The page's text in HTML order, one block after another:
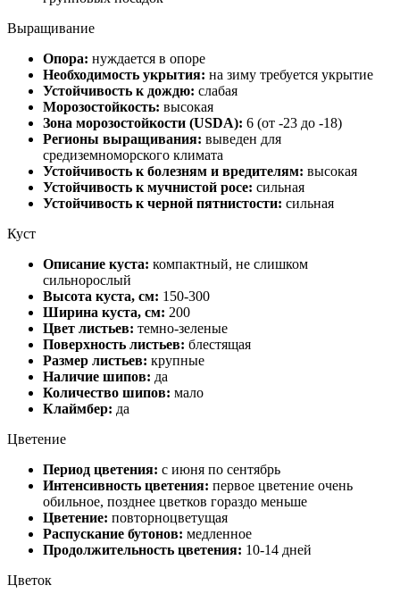
Выращивание
Опора: нуждается в опоре
Необходимость укрытия: на зиму требуется укрытие
Устойчивость к дождю: слабая
Морозостойкость: высокая
Зона морозостойкости (USDA): 6 (от -23 до -18)
Регионы выращивания: выведен для
средиземноморского климата
Устойчивость к болезням и вредителям: высокая
Устойчивость к мучнистой росе: сильная
Устойчивость к черной пятнистости: сильная
Куст
Описание куста: компактный, не слишком
сильнорослый
Высота куста, см: 150-300
Ширина куста, см: 200
Цвет листьев: темно-зеленые
Поверхность листьев: блестящая
Размер листьев: крупные
Наличие шипов: да
Количество шипов: мало
Клаймбер: да
Цветение
Период цветения: с июня по сентябрь
Интенсивность цветения: первое цветение очень
обильное, позднее цветков гораздо меньше
Цветение: повторноцветущая
Распускание бутонов: медленное
Продолжительность цветения: 10-14 дней
Цветок